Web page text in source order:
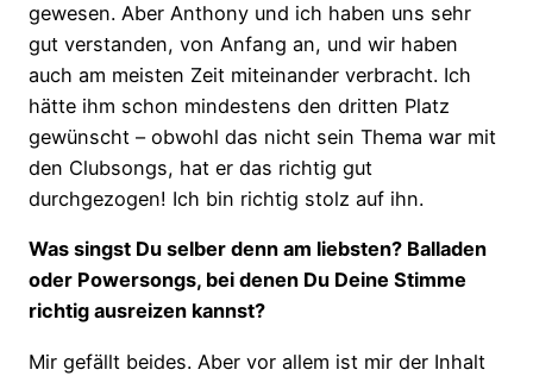
gewesen. Aber Anthony und ich haben uns sehr
gut verstanden, von Anfang an, und wir haben
auch am meisten Zeit miteinander verbracht. Ich
hätte ihm schon mindestens den dritten Platz
gewünscht – obwohl das nicht sein Thema war mit
den Clubsongs, hat er das richtig gut
durchgezogen! Ich bin richtig stolz auf ihn.
Was singst Du selber denn am liebsten? Balladen
oder Powersongs, bei denen Du Deine Stimme
richtig ausreizen kannst?
Mir gefällt beides. Aber vor allem ist mir der Inhalt